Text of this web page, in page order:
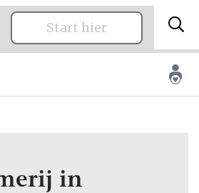
Start hier
in